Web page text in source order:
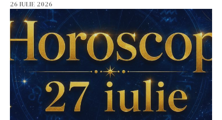
26 IULIE 2026